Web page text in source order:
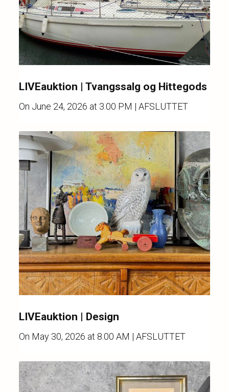
LIVEauktion | Tvangssalg og Hittegods
On June 24, 2026 at 3.00 PM | AFSLUTTET
LIVEauktion | Design
On May 30, 2026 at 8.00 AM | AFSLUTTET